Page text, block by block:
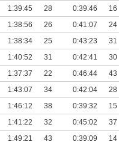
1:39:45 28 0:39:46 16
1:38:56 26 0:41:07 24
1:38:34 25 0:43:23 31
1:40:52 31 0:42:41
30
1:37:37 22 0:46:44 43
1:43:07 34 0:42:04 28
1:46:12 38 0:39:32
15
1:41:22 32 0:45:02 37
1:49:21 43 0:39:09 14